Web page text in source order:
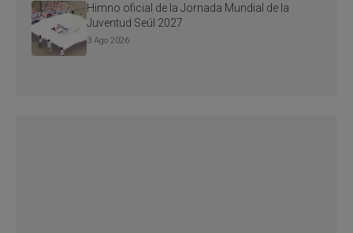
Himno oficial de la Jornada Mundial de la
Juventud Seúl 2027
3 Ago 2026